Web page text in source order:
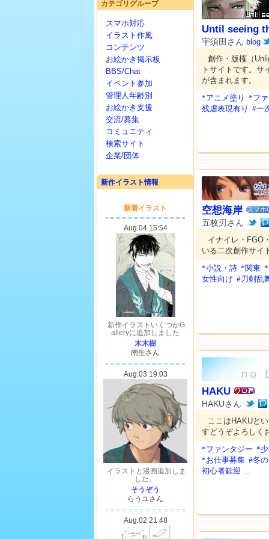
カテゴリグループ
スマホ対応
イラスト作風
コンテンツ
お絵かき掲示板
BBS/Chat
イベント参加
管理人年齢別
お絵かき支援
交流/募集
コミュニティ
検索サイト
企業/団体
新作イラスト情報
Until seeing
宇須田さん blog
創作・版権（
トサイトです。サ
が含まれます。
*アニメ塗り *フ
残虐表現有り #一
空想海岸 スマホ
五枚刃さん
イナイレ・FGO
いる二次創作サイ
*小説・詩 *関東 *
女性向け #刀剣乱
HAKU
HAKUさん
ここはHAKUと
すどうぞよろしく
*ファンタジー *
*お仕事募集 #冬
初心者歓迎 ...